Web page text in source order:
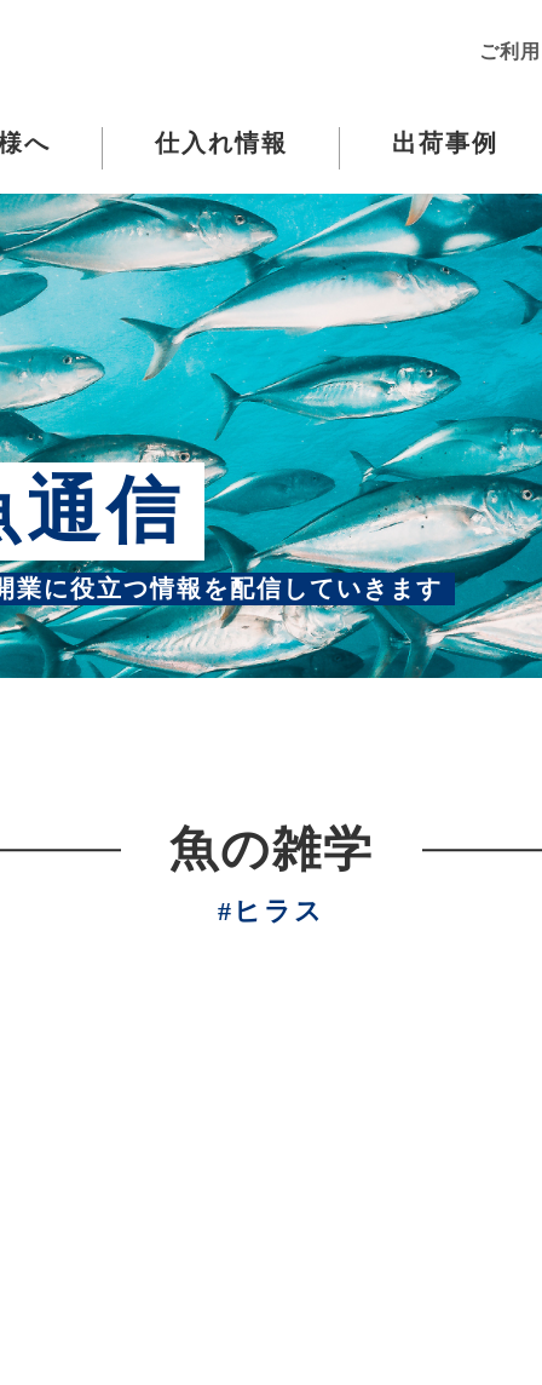
ご利
へ 仕入れ情報 出荷事例
通信
業に役立つ情報を配信していきます
魚の雑学
ヒラス